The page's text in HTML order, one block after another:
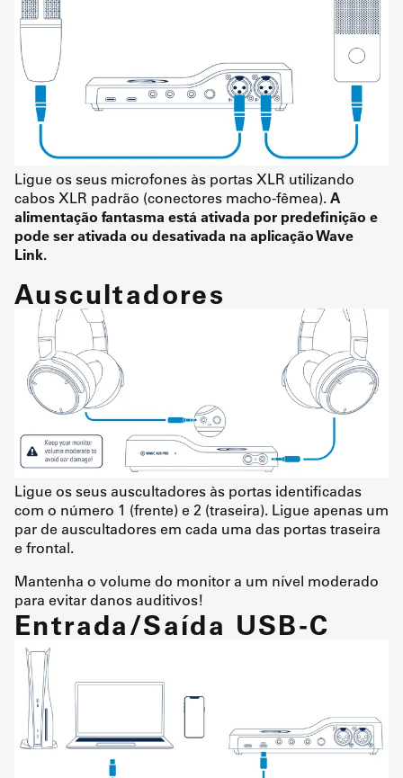
Ligue os seus microfones às portas XLR utilizando
cabos XLR padrão (conectores macho-fêmea). A
alimentação fantasma está ativada por predefinição e
pode ser ativada ou desativada na aplicação Wave
Link.
Auscultadores
Ligue os seus auscultadores às portas identificadas
com o número 1 (frente) e 2 (traseira). Ligue apenas um
par de auscultadores em cada uma das portas traseira
e frontal.
Mantenha o volume do monitor a um nível moderado
para evitar danos auditivos!
Entrada/Saída USB-C